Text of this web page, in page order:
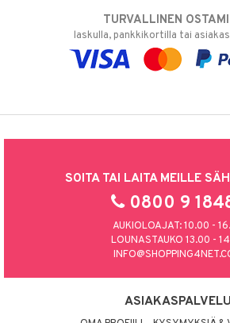
TURVALLINEN
laskulla, pankkikortilla tai
SOITA TAI LAITA MEILLE
0800 9
AUKIOLOAJAT: 10.00 -
LOUNASTAUKO 13.00 -
ASIAKASPALVELU